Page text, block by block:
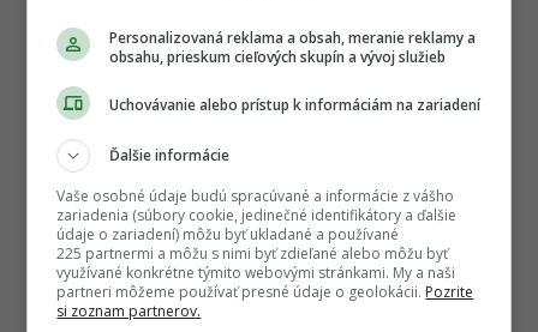
Personalizovaná reklama a obsah, meranie reklamy a
obsahu, prieskum cieľových skupín a vývoj služieb
Uchovávanie alebo prístup k informáciám na zariadení
Ďalšie informácie
Vaše osobné údaje budú spracúvané a informácie z vášho
zariadenia (súbory cookie, jedinečné identifikátory a ďalšie
údaje o zariadení) môžu byť ukladané a používané
225 partnermi a môžu s nimi byť zdieľané alebo môžu byť
využívané konkrétne týmito webovými stránkami. My a naši
partneri môžeme používať presné údaje o geolokácii. Pozrite
si zoznam partnerov.